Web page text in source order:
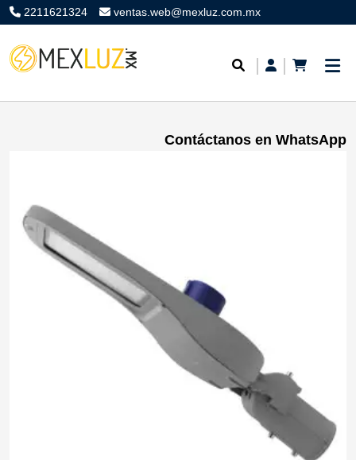
2211621324 ventas.web@mexluz.com.mx
Contáctanos en WhatsApp